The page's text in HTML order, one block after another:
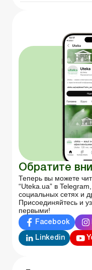
Обратите
Теперь вы можете
“Uteka.ua” в
социальных сетях и
Присоединяйтесь и
первыми!
Facebook
Linkedin